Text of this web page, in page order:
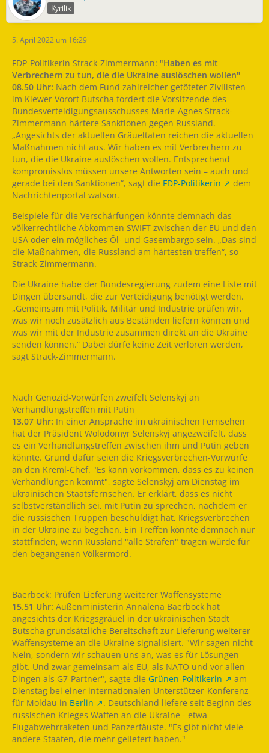
Kyrilik
5. April 2022 um 16:29
FDP-Politikerin Strack-Zimmermann: "Haben es mit
Verbrechern zu tun, die die Ukraine auslöschen wollen"
08.50 Uhr: Nach dem Fund zahlreicher getöteter Zivilisten
im Kiewer Vorort Butscha fordert die Vorsitzende des
Bundesverteidigungsausschusses Marie-Agnes Strack-
Zimmermann härtere Sanktionen gegen Russland.
„Angesichts der aktuellen Gräueltaten reichen die aktuellen
Maßnahmen nicht aus. Wir haben es mit Verbrechern zu
tun, die die Ukraine auslöschen wollen. Entsprechend
kompromisslos müssen unsere Antworten sein – auch und
gerade bei den Sanktionen“, sagt die FDP-Politikerin
dem
Nachrichtenportal watson.
Beispiele für die Verschärfungen könnte demnach das
völkerrechtliche Abkommen SWIFT zwischen der EU und den
USA oder ein mögliches Öl- und Gasembargo sein. „Das sind
die Maßnahmen, die Russland am härtesten treffen“, so
Strack-Zimmermann.
Die Ukraine habe der Bundesregierung zudem eine Liste mit
Dingen übersandt, die zur Verteidigung benötigt werden.
„Gemeinsam mit Politik, Militär und Industrie prüfen wir,
was wir noch zusätzlich aus Beständen liefern können und
was wir mit der Industrie zusammen direkt an die Ukraine
senden können.“ Dabei dürfe keine Zeit verloren werden,
sagt Strack-Zimmermann.
Nach Genozid-Vorwürfen zweifelt Selenskyj an
Verhandlungstreffen mit Putin
13.07 Uhr: In einer Ansprache im ukrainischen Fernsehen
hat der Präsident Wolodomyr Selenskyj angezweifelt, dass
es ein Verhandlungstreffen zwischen ihm und Putin geben
könnte. Grund dafür seien die Kriegsverbrechen-Vorwürfe
an den Kreml-Chef. "Es kann vorkommen, dass es zu keinen
Verhandlungen kommt", sagte Selenskyj am Dienstag im
ukrainischen Staatsfernsehen. Er erklärt, dass es nicht
selbstverständlich sei, mit Putin zu sprechen, nachdem er
die russischen Truppen beschuldigt hat, Kriegsverbrechen
in der Ukraine zu begehen. Ein Treffen könnte demnach nur
stattfinden, wenn Russland "alle Strafen" tragen würde für
den begangenen Völkermord.
Baerbock: Prüfen Lieferung weiterer Waffensysteme
15.51 Uhr: Außenministerin Annalena Baerbock hat
angesichts der Kriegsgräuel in der ukrainischen Stadt
Butscha grundsätzliche Bereitschaft zur Lieferung weiterer
Waffensysteme an die Ukraine signalisiert. "Wir sagen nicht
Nein, sondern wir schauen uns an, was es für Lösungen
gibt. Und zwar gemeinsam als EU, als NATO und vor allen
Dingen als G7-Partner", sagte die Grünen-Politikerin
am
Dienstag bei einer internationalen Unterstützer-Konferenz
für Moldau in Berlin
. Deutschland liefere seit Beginn des
russischen Krieges Waffen an die Ukraine - etwa
Flugabwehrraketen und Panzerfäuste. "Es gibt nicht viele
andere Staaten, die mehr geliefert haben."